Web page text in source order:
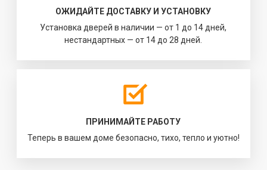
ОЖИДАЙТЕ ДОСТАВКУ И УСТАНОВКУ
Установка дверей в наличии — от 1 до 14 дней,
нестандартных — от 14 до 28 дней.
ПРИНИМАЙТЕ РАБОТУ
Теперь в вашем доме безопасно, тихо, тепло и уютно!